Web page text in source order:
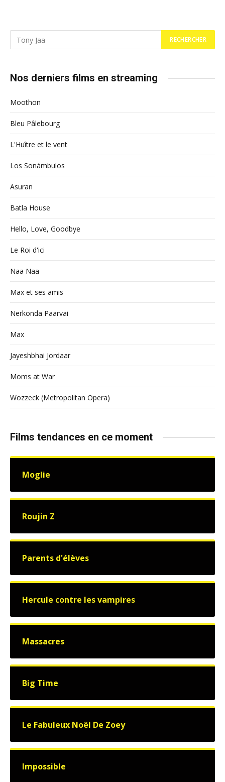
Nos derniers films en streaming
Moothon
Bleu Pâlebourg
L'Huître et le vent
Los Sonámbulos
Asuran
Batla House
Hello, Love, Goodbye
Le Roi d'ici
Naa Naa
Max et ses amis
Nerkonda Paarvai
Max
Jayeshbhai Jordaar
Moms at War
Wozzeck (Metropolitan Opera)
Films tendances en ce moment
Moglie
Roujin Z
Parents d'élèves
Hercule contre les vampires
Massacres
Big Time
Le Fabuleux Noël De Zoey
Impossible